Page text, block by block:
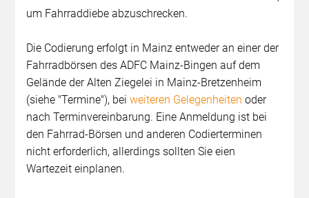
um Fahrraddiebe abzuschrecken.
Die Codierung erfolgt in Mainz entweder an einer der
Fahrradbörsen des ADFC Mainz-Bingen auf dem
Gelände der Alten Ziegelei in Mainz-Bretzenheim
(siehe "Termine"), beiweiteren Gelegenheiten oder
nach Terminvereinbarung. Eine Anmeldung ist bei
den Fahrrad-Börsen und anderen Codierterminen
nicht erforderlich, allerdings sollten Sie eien
Wartezeit einplanen.